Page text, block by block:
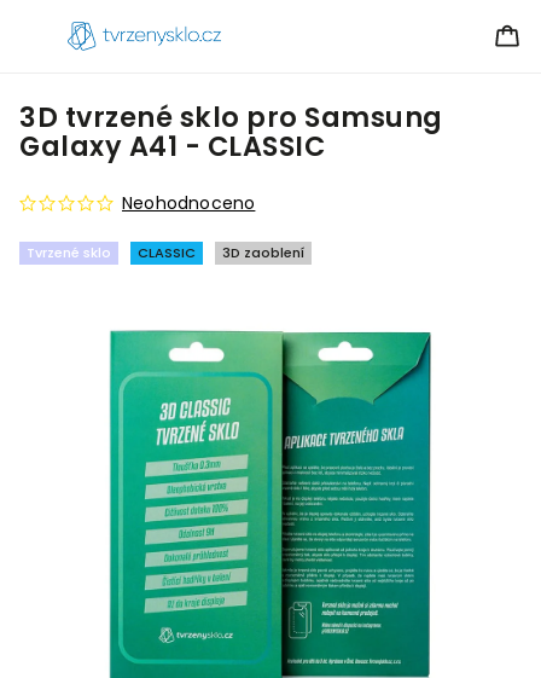
3D tvrzené sklo pro Samsung
Galaxy A41 - CLASSIC
Tvrzené sklo CLASSIC 3D zaoblení
Neohodnoceno